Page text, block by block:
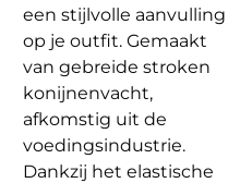
een stijlvolle aanvulling
op je outfit. Gemaakt
van gebreide stroken
konijnenvacht,
afkomstig uit de
voedingsindustrie.
Dankzij het elastische